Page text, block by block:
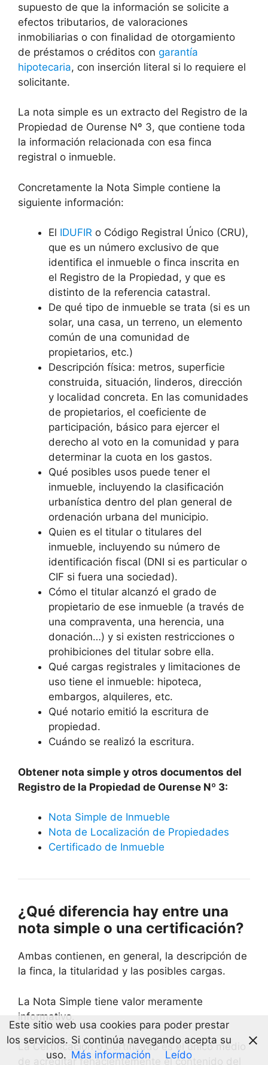
supuesto de que la información se solicite a
efectos tributarios, de valoraciones
inmobiliarias o con finalidad de otorgamiento
de préstamos o créditos con garantía
hipotecaria, con inserción literal si lo requiere el
solicitante.
La nota simple es un extracto del Registro de la
Propiedad de Ourense Nº 3, que contiene toda
la información relacionada con esa finca
registral o inmueble.
Concretamente la Nota Simple contiene la
siguiente información:
El IDUFIR o Código Registral Único (CRU),
que es un número exclusivo de que
identifica el inmueble o finca inscrita en
el Registro de la Propiedad, y que es
distinto de la referencia catastral.
De qué tipo de inmueble se trata (si es un
solar, una casa, un terreno, un elemento
común de una comunidad de
propietarios, etc.)
Descripción física: metros, superficie
construida, situación, linderos, dirección
y localidad concreta. En las comunidades
de propietarios, el coeficiente de
participación, básico para ejercer el
derecho al voto en la comunidad y para
determinar la cuota en los gastos.
Qué posibles usos puede tener el
inmueble, incluyendo la clasificación
urbanística dentro del plan general de
ordenación urbana del municipio.
Quien es el titular o titulares del
inmueble, incluyendo su número de
identificación fiscal (DNI si es particular o
CIF si fuera una sociedad).
Cómo el titular alcanzó el grado de
propietario de ese inmueble (a través de
una compraventa, una herencia, una
donación…) y si existen restricciones o
prohibiciones del titular sobre ella.
Qué cargas registrales y limitaciones de
uso tiene el inmueble: hipoteca,
embargos, alquileres, etc.
Qué notario emitió la escritura de
propiedad.
Cuándo se realizó la escritura.
Obtener nota simple y otros documentos del
Registro de la Propiedad de Ourense Nº 3:
Nota Simple de Inmueble
Nota de Localización de Propiedades
Certificado de Inmueble
¿Qué diferencia hay entre una
nota simple o una certificación?
Ambas contienen, en general, la descripción de
la finca, la titularidad y las posibles cargas.
La Nota Simple tiene valor meramente
informativo.
La Certificación o Certificado es el único medio
de acreditar fehacientemente el contenido del
Este sitio web usa cookies para poder prestar
los servicios. Si continúa navegando acepta su
uso. Más información Leído